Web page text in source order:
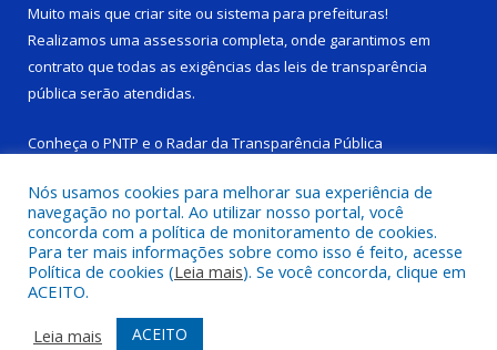
Muito mais que criar site ou sistema para prefeituras!
Realizamos uma assessoria completa, onde garantimos em
contrato que todas as exigências das leis de transparência
pública serão atendidas.
Conheça o PNTP e o Radar da Transparência Pública
Todos os direitos reservados a Câmara Municipal de Ponta de
Pedras.
Mapa do Site
Acessar Área Administrativa
Nós usamos cookies para melhorar sua experiência de
navegação no portal. Ao utilizar nosso portal, você
concorda com a política de monitoramento de cookies.
Para ter mais informações sobre como isso é feito, acesse
Política de cookies (Leia mais). Se você concorda, clique em
ACEITO.
Leia mais
ACEITO